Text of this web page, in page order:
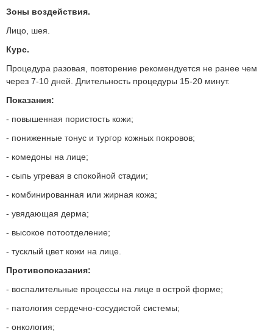
Зоны воздействия.
Лицо, шея.
Курс.
Процедура разовая, повторение рекомендуется не ранее чем
через 7-10 дней. Длительность процедуры 15-20 минут.
Показания:
- повышенная пористость кожи;
- пониженные тонус и тургор кожных покровов;
- комедоны на лице;
- сыпь угревая в спокойной стадии;
- комбинированная или жирная кожа;
- увядающая дерма;
- высокое потоотделение;
- тусклый цвет кожи на лице.
Противопоказания:
- воспалительные процессы на лице в острой форме;
- патология сердечно-сосудистой системы;
- онкология;